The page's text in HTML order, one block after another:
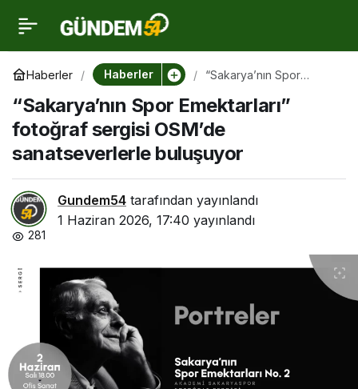
Haberler Haberler
“Sakarya’nın Spor
sergisi OSM’de
sanatseverlerle
buluşuyor
“Sakarya’nın Spor Emektarları”
fotoğraf sergisi OSM’de
sanatseverlerle buluşuyor
Gundem54 tarafından yayınlandı
1 Haziran 2026, 17:40 yayınlandı
281
“Sakarya’nın Spor
Emektarları” fotoğraf
sergisi OSM’de
sanatseverlerle
buluşuyor